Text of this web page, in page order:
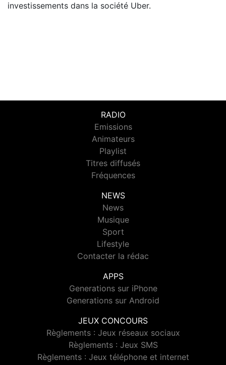
investissements dans la société Uber.
RADIO
Emissions
Animateurs
Playlist
Titres diffusés
Fréquences
NEWS
News
Musique
Sport
Lifestyle
Contacter la rédac
APPS
Generations sur iPhone
Generations sur Android
JEUX CONCOURS
Règlements : Jeux réseaux sociaux
Règlements : Jeux SMS
Règlements : Jeux téléphone et internet